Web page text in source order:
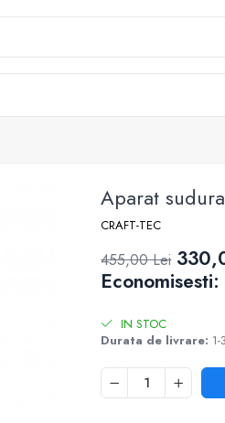
Aparat
CRAFT-TEC
455,00 Lei
Economisesti:
IN STOC
Durata de livrare: 1-3